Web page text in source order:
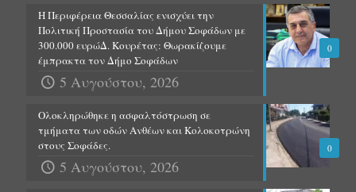
0
Η Περιφέρεια Θεσσαλίας ενισχύει την
Πολιτική Προστασία του Δήμου Σοφάδων με
300.000 ευρώΔ. Κουρέτας: Θωρακίζουμε
έμπρακτα τον Δήμο Σοφάδων
5 Αυγούστου, 2026
0
Ολοκληρώθηκε η ασφαλτόστρωση σε
τμήματα των οδών Ανθέων και Κολοκοτρώνη
στους Σοφάδες.
5 Αυγούστου, 2026